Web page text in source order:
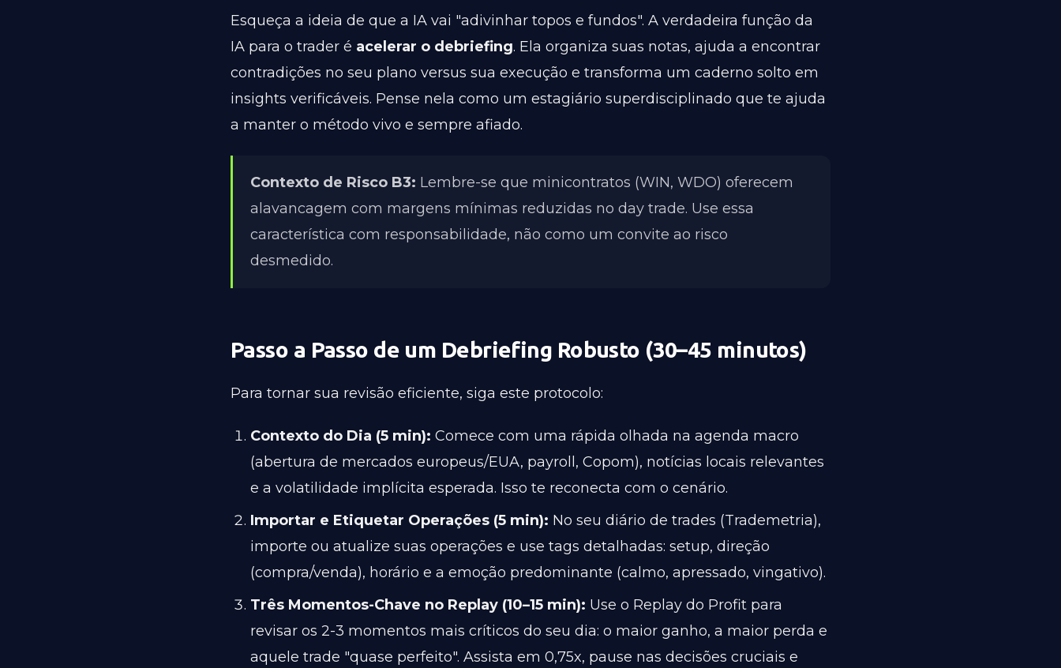
Esqueça a ideia de que a IA vai "adivinhar topos e fundos". A verdadeira função da
IA para o trader é acelerar o debriefing. Ela organiza suas notas, ajuda a encontrar
contradições no seu plano versus sua execução e transforma um caderno solto em
insights verificáveis. Pense nela como um estagiário superdisciplinado que te ajuda
a manter o método vivo e sempre afiado.
Contexto de Risco B3: Lembre-se que minicontratos (WIN, WDO) oferecem
alavancagem com margens mínimas reduzidas no day trade. Use essa
característica com responsabilidade, não como um convite ao risco
desmedido.
Passo a Passo de um Debriefing Robusto (30–45 minutos)
Para tornar sua revisão eficiente, siga este protocolo:
Contexto do Dia (5 min): Comece com uma rápida olhada na agenda macro
(abertura de mercados europeus/EUA, payroll, Copom), notícias locais relevantes
e a volatilidade implícita esperada. Isso te reconecta com o cenário.
Importar e Etiquetar Operações (5 min): No seu diário de trades (Trademetria),
importe ou atualize suas operações e use tags detalhadas: setup, direção
(compra/venda), horário e a emoção predominante (calmo, apressado, vingativo).
Três Momentos-Chave no Replay (10–15 min): Use o Replay do Profit para
revisar os 2-3 momentos mais críticos do seu dia: o maior ganho, a maior perda e
aquele trade "quase perfeito". Assista em 0,75x, pause nas decisões cruciais e